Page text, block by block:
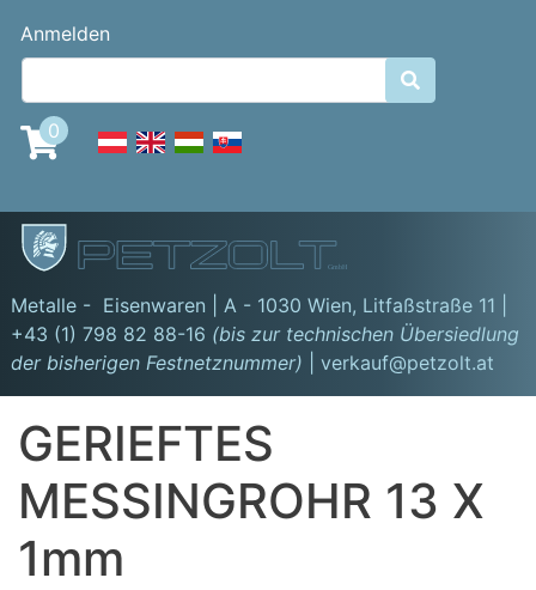
Benutzermenü
Anmelden

0
GmbH
Metalle - Eisenwaren | A - 1030 Wien, Litfaßstraße 11
+43 (1) 798 82 88-16 (bis zur technischen Übersiedlung
der bisherigen Festnetznummer)
| verkauf@petzolt.at
GERIEFTES
MESSINGROHR 13 X
1mm